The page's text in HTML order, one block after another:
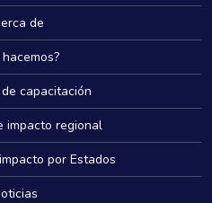
de
hacemos?
de capacitación
impacto regional
por Estados